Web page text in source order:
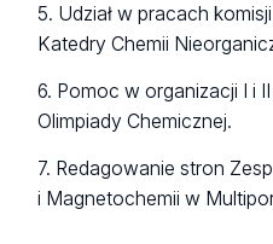
5. Udział w pracach
Katedry Chemii
6. Pomoc w organizacji I i
Olimpiady Chemicznej.
7. Redagowanie stron
i Magnetochemii w